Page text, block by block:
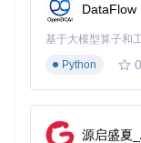
DataFlow
基于大模型算子和
Python
0
源启盛夏